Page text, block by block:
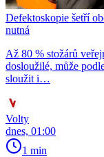
Defektoskopie šetří
nutná
Až 80 % stožárů
dosloužilé, může
sloužit i…
Volty
dnes, 01:00
1 min